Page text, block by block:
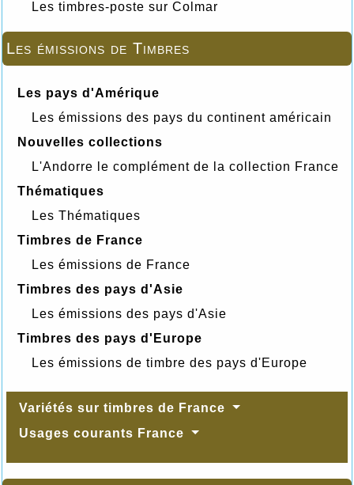
Les timbres-poste sur Colmar
Les émissions de Timbres
Les pays d'Amérique
Les émissions des pays du continent américain
Nouvelles collections
L'Andorre le complément de la collection France
Thématiques
Les Thématiques
Timbres de France
Les émissions de France
Timbres des pays d'Asie
Les émissions des pays d'Asie
Timbres des pays d'Europe
Les émissions de timbre des pays d'Europe
Variétés sur timbres de France
Usages courants France